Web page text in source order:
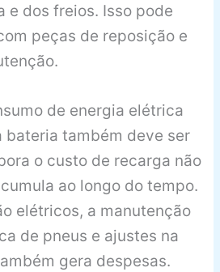
e dos freios. Isso pode
peças de reposição e
de energia elétrica
bateria também deve ser
o custo de recarga não
ao longo do tempo.
elétricos, a manutenção
de pneus e ajustes na
gera despesas.